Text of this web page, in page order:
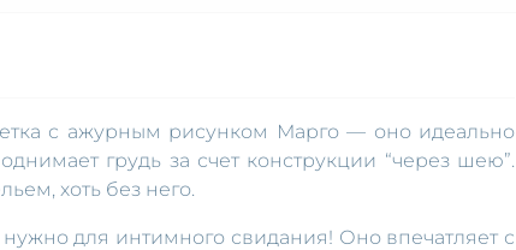
с ажурным рисунком Марго — оно идеально
грудь за счет конструкции “через шею”.
хоть без него.
для интимного свидания! Оно впечатляет с